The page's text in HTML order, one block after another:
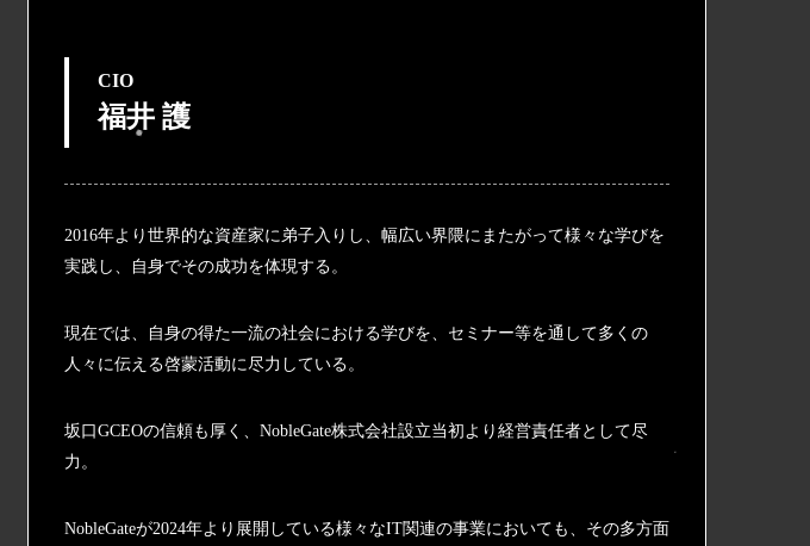
CIO
福井 護
2016年より世界的な資産家に弟子入りし、幅広い界隈にまたがって様々な学びを
実践し、自身でその成功を体現する。
現在では、自身の得た一流の社会における学びを、セミナー等を通して多くの
人々に伝える啓蒙活動に尽力している。
坂口GCEOの信頼も厚く、NobleGate株式会社設立当初より経営責任者として尽
力。
NobleGateが2024年より展開している様々なIT関連の事業においても、その多方面